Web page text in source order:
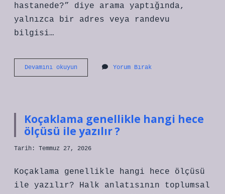
hastanede?” diye arama yaptığında,
yalnızca bir adres veya randevu
bilgisi…
Devamını okuyunDr.
Melek
Yorum Bırak
Koçaklama genellikle hangi hece
ölçüsü ile yazılır ?
Tarih: Temmuz 27, 2026
Koçaklama genellikle hangi hece ölçüsü
ile yazılır? Halk anlatısının toplumsal